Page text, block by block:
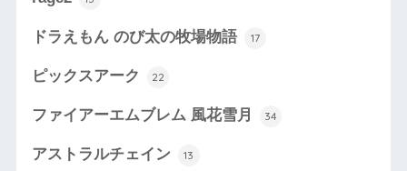
ドラえもん のび太の牧場物語 17
ピックスアーク 22
ファイアーエムブレム 風花雪月 34
アストラルチェイン 13